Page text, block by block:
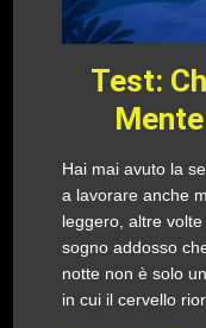
Test:
Hai mai avuto la
a lavorare anche
leggero, altre
sogno addosso
notte non è solo
in cui il cervello